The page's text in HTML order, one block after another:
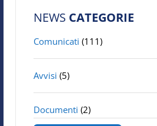
NEWS CATEGORIE
Comunicati (111)
Avvisi (5)
Documenti (2)